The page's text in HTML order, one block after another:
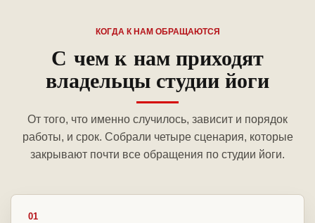
КОГДА К НАМ ОБРАЩАЮТСЯ
С чем к нам приходят
владельцы студии йоги
От того, что именно случилось, зависит и порядок
работы, и срок. Собрали четыре сценария, которые
закрывают почти все обращения по студии йоги.
01